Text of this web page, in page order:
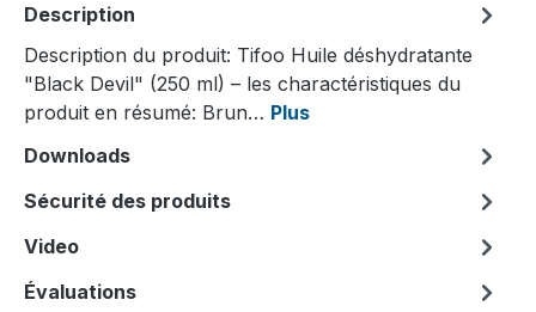
Description
Description du produit: Tifoo Huile déshydratante
"Black Devil" (250 ml) – les charactéristiques du
produit en résumé: Brun… Plus
Downloads
Sécurité des produits
Video
Évaluations